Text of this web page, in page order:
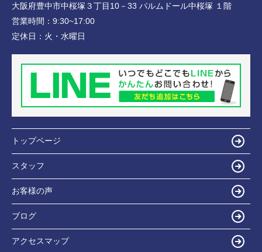
大阪府豊中市中桜塚３丁目10－33 パルムドール中桜塚 １階
営業時間： 9:30~17:00
定休日： 火・水曜日
トップページ
スタッフ
お客様の声
ブログ
アクセスマップ